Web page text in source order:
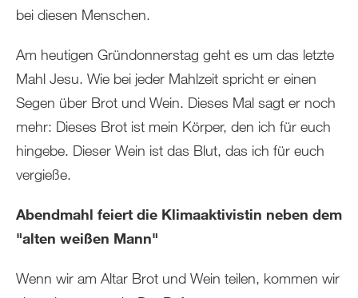
bei diesen Menschen.
Am heutigen Gründonnerstag geht es um das letzte
Mahl Jesu. Wie bei jeder Mahlzeit spricht er einen
Segen über Brot und Wein. Dieses Mal sagt er noch
mehr: Dieses Brot ist mein Körper, den ich für euch
hingebe. Dieser Wein ist das Blut, das ich für euch
vergieße.
Abendmahl feiert die Klimaaktivistin neben dem
"alten weißen Mann"
Wenn wir am Altar Brot und Wein teilen, kommen wir